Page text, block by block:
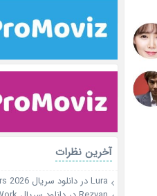
آخرین نظرات
Luraدردانلود سریال A Shop for Killers 2026